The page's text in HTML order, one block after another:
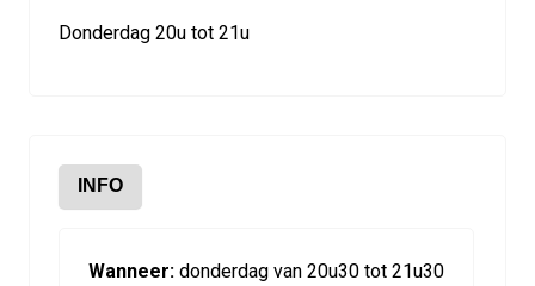
Donderdag 20u tot 21u
INFO
Wanneer: donderdag van 20u30 tot 21u30